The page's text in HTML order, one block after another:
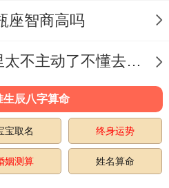
概藏着小心思哦~
老开了vip通道！
捧花直通砸进怀里,伴
刚从英国回来;拉着你
座智商高吗
这些星座男在感情里太不主动了不懂去爱 这些星座男在感情中排第几
生辰八字算命
宝取名 终身运势
姻测算 姓名算命